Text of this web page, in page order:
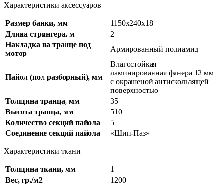
Характеристики аксессуаров
Размер банки, мм
1150х240х18
Длина стрингера, м
2
Накладка на транце под
мотор
Армированный полиамид
Пайол (пол разборный), мм
Влагостойкая
ламинированная фанера 12 мм
с окрашеной антискользящей
поверхностью
Толщина транца, мм
35
Высота транца, мм
510
Количество секций пайола
5
Соединение секций пайола
«Шип-Паз»
Характеристики ткани
Толщина ткани, мм
1
Вес, гр./м2
1200